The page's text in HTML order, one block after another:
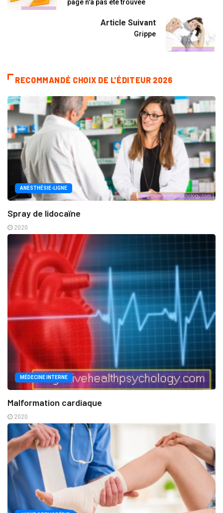
page n'a pas été trouvée
Article Suivant
Grippe
RECOMMANDÉ CHOIX DE L'ÉDITEUR 2026
ANESTHÉSIE-LIGNE
Spray de lidocaïne
2020
MÉDECINE INTERNE
Malformation cardiaque
2020